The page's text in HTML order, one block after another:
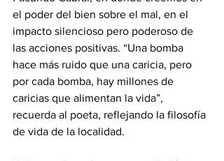
el poder del bien sobre el mal, en el
impacto silencioso pero poderoso de
las acciones positivas. “Una bomba
hace más ruido que una caricia, pero
por cada bomba, hay millones de
caricias que alimentan la vida”,
recuerda al poeta, reflejando la filosofía
de vida de la localidad.